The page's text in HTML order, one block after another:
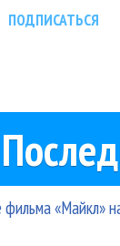
ПОДПИСАТЬСЯ
«Майкл»